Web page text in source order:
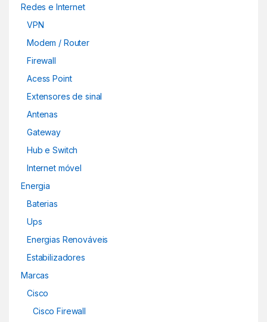
Redes e Internet
VPN
Modem / Router
Firewall
Acess Point
Extensores de sinal
Antenas
Gateway
Hub e Switch
Internet móvel
Energia
Baterias
Ups
Energias Renováveis
Estabilizadores
Marcas
Cisco
Cisco Firewall